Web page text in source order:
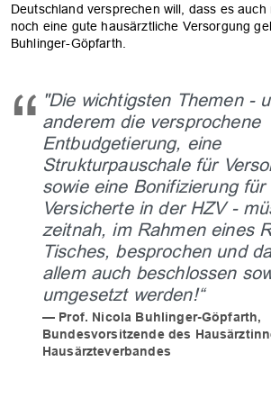
Deutschland versprechen will, dass es
noch eine gute hausärztliche Versorgung
Buhlinger-Göpfarth.
"Die wichtigsten Themen -
anderem die versprochene
Entbudgetierung, eine
Strukturpauschale für
sowie eine Bonifizierung für
Versicherte in der HZV -
zeitnah, im Rahmen eines
Tisches, besprochen und
allem auch beschlossen
umgesetzt werden!“
Prof. Nicola Buhlinger-Göpfarth,
Bundesvorsitzende des
Hausärzteverbandes